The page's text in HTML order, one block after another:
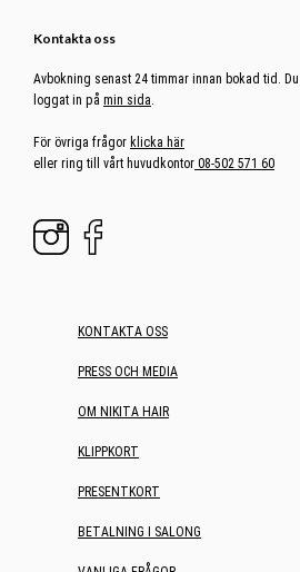
Kontakta oss
Avbokning senast 24 timmar innan bokad tid.
loggat in på min sida.
För övriga frågor klicka här
eller ring till vårt huvudkontor 08-502 571 60
KONTAKTA OSS
PRESS OCH MEDIA
OM NIKITA HAIR
KLIPPKORT
PRESENTKORT
BETALNING I SALONG